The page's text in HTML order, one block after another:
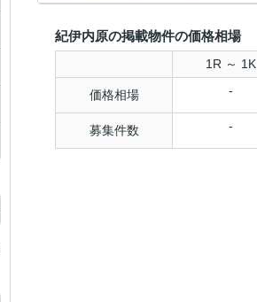
紀伊内原の掲載物件の価格相場
1R ～ 1K
価格相場 -
募集件数 -